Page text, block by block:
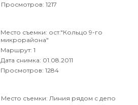
Просмотров: 1217
Место съемки: ост."Кольцо 9-го
микрорайона"
Маршрут: 1
Дата снимка: 01.08.2011
Просмотров: 1284
Место съемки: Линия рядом с депо